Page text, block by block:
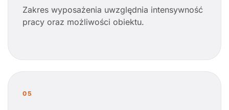
Zakres wyposażenia uwzględnia intensywność
pracy oraz możliwości obiektu.
05